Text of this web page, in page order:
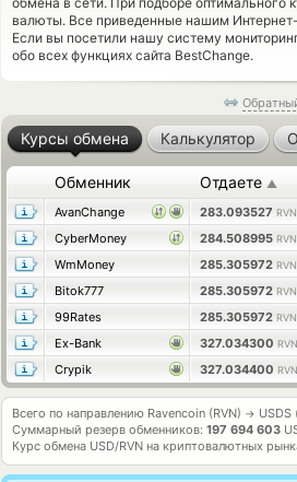
валюты. Все приведенные нашим
Если вы посетили нашу систему
обо всех функциях сайта BestChange.
Курсы обмена Калькулятор
Обменник Отдаете ▲
AvanChange 283.093527 RVN
CyberMoney
284.508995 RVN
WmMoney
285.305972 RVN
Bitok777
285.305972 RVN
99Rates
285.305972 RVN
Ex-Bank
327.034300 RVN
Crypik
327.034400 RVN
Всего по направлению Ravencoin (RVN) → USDS
Суммарный резерв обменников: 197 694 603
Курс обмена USD/RVN на криптовалютных